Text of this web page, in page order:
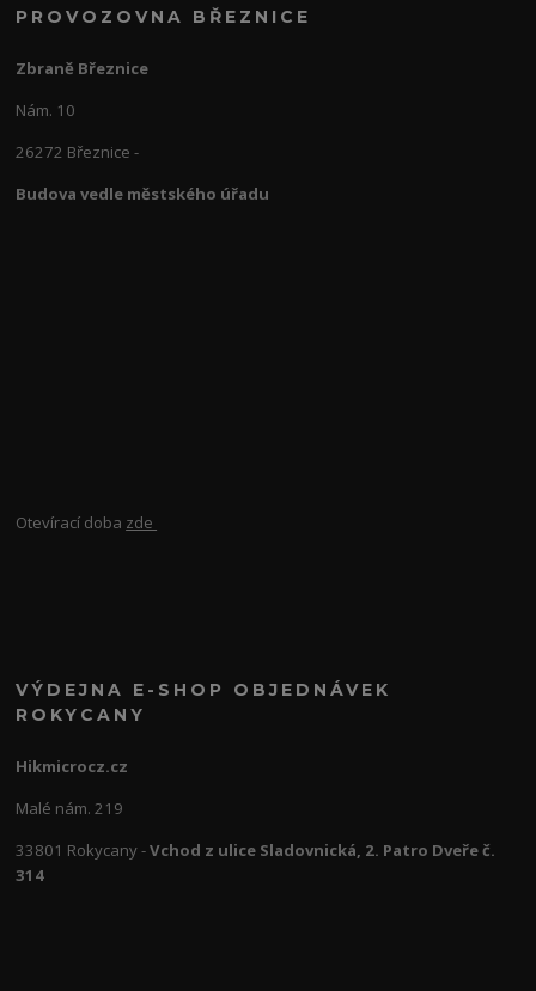
PROVOZOVNA BŘEZNICE
Zbraně Březnice
Nám. 10
26272 Březnice -
Budova vedle městského úřadu
Otevírací doba zde
VÝDEJNA E-SHOP OBJEDNÁVEK
ROKYCANY
Hikmicrocz.cz
Malé nám. 219
33801 Rokycany -Vchod z ulice Sladovnická, 2. Patro Dveře č.
314